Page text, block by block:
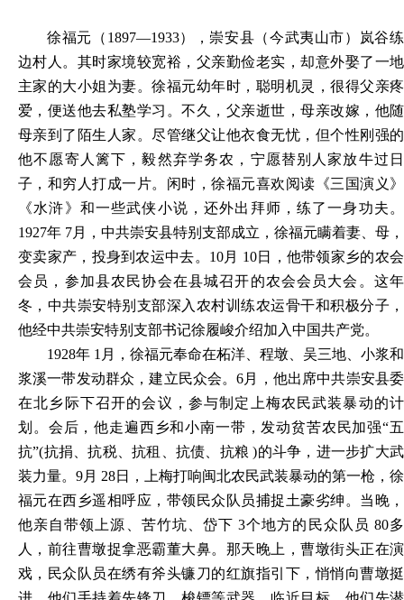
徐福元（1897—1933），崇安县（今武夷山市）岚谷练
边村人。其时家境较宽裕，父亲勤俭老实，却意外娶了一地
主家的大小姐为妻。徐福元幼年时，聪明机灵，很得父亲疼
爱，便送他去私塾学习。不久，父亲逝世，母亲改嫁，他随
母亲到了陌生人家。尽管继父让他衣食无忧，但个性刚强的
他不愿寄人篱下，毅然弃学务农，宁愿替别人家放牛过日
子，和穷人打成一片。闲时，徐福元喜欢阅读《三国演义》
《水浒》和一些武侠小说，还外出拜师，练了一身功夫。
1927年 7月，中共崇安县特别支部成立，徐福元瞒着妻、母，
变卖家产，投身到农运中去。10月 10日，他带领家乡的农会
会员，参加县农民协会在县城召开的农会会员大会。这年
冬，中共崇安特别支部深入农村训练农运骨干和积极分子，
他经中共崇安特别支部书记徐履峻介绍加入中国共产党。
1928年 1月，徐福元奉命在柘洋、程墩、吴三地、小浆和
浆溪一带发动群众，建立民众会。6月，他出席中共崇安县委
在北乡际下召开的会议，参与制定上梅农民武装暴动的计
划。会后，他走遍西乡和小南一带，发动贫苦农民加强“五
抗”(抗捐、抗税、抗租、抗债、抗粮 )的斗争，进一步扩大武
装力量。9月 28日，上梅打响闽北农民武装暴动的第一枪，徐
福元在西乡遥相呼应，带领民众队员捕捉土豪劣绅。当晚，
他亲自带领上源、苦竹坑、岱下 3个地方的民众队员 80多
人，前往曹墩捉拿恶霸董大鼻。那天晚上，曹墩街头正在演
戏，民众队员在绣有斧头镰刀的红旗指引下，悄悄向曹墩挺